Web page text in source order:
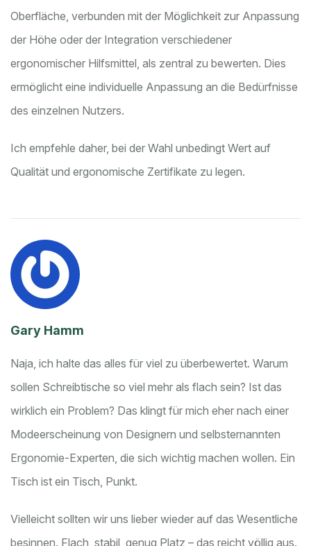
Oberfläche, verbunden mit der Möglichkeit zur Anpassung
der Höhe oder der Integration verschiedener
ergonomischer Hilfsmittel, als zentral zu bewerten. Dies
ermöglicht eine individuelle Anpassung an die Bedürfnisse
des einzelnen Nutzers.
Ich empfehle daher, bei der Wahl unbedingt Wert auf
Qualität und ergonomische Zertifikate zu legen.
Gary Hamm
Naja, ich halte das alles für viel zu überbewertet. Warum
sollen Schreibtische so viel mehr als flach sein? Ist das
wirklich ein Problem? Das klingt für mich eher nach einer
Modeerscheinung von Designern und selbsternannten
Ergonomie-Experten, die sich wichtig machen wollen. Ein
Tisch ist ein Tisch, Punkt.
Vielleicht sollten wir uns lieber wieder auf das Wesentliche
besinnen. Flach, stabil, genug Platz – das reicht völlig aus.